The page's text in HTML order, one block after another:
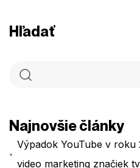
Hľadať
Najnovšie články
Výpadok YouTube v
video marketing značiek